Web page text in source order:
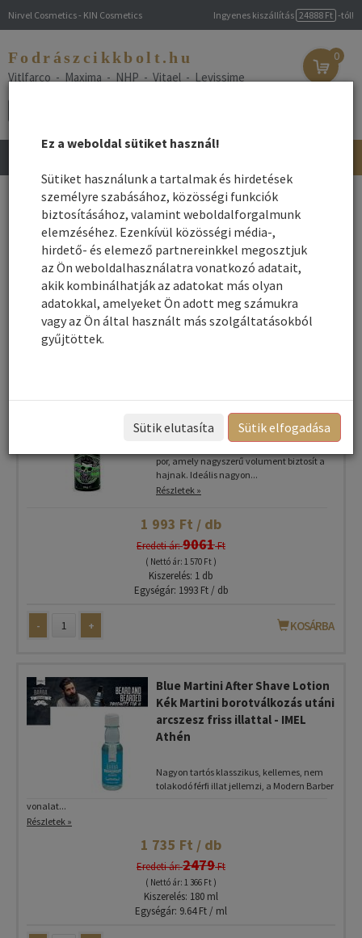
Nirvel Cosmetics - KIN Cosmetics Ingyenes kiszállítás 24888 Ft -tól!
Fodrászcikkbolt.hu
Vitlfarco - Maxima - NHP - Vitael - Levissime
0
navigation
Főoldal/Webshop/Hajápolás/ Férfi hajak
Férfi hajak
Név szerint
Rendezés:
Összes gyártó
Rendezés - Gyártók - szerint:
hajra szakállra 20gr
por, amely nagyszerű volument biztosít a
hajnak. Ideális nagyon...
Részletek »
1 993 Ft / db
Eredeti ár:9061Ft
( Nettó ár: 1 570 Ft )
Kiszerelés: 1 db
Egységár: 1993 Ft / db
- + KOSÁRBA
Blue Martini After Shave Lotion
Kék Martini borotválkozás utáni
arcszesz friss illattal - IMEL
Athén
Nagyon tartós klasszikus, kellemes, nem
tolakodó férfi illat jellemzi, a Modern Barber
vonalat...
Részletek »
1 735 Ft / db
Eredeti ár:2479Ft
( Nettó ár: 1 366 Ft )
Kiszerelés: 180 ml
Egységár: 9.64 Ft / ml
Ez a weboldal sütiket használ!
Sütiket használunk a tartalmak és hirdetések
személyre szabásához, közösségi funkciók
biztosításához, valamint weboldalforgalmunk
elemzéséhez. Ezenkívül közösségi média-,
hirdető- és elemező partnereinkkel megosztjuk
az Ön weboldalhasználatra vonatkozó adatait,
akik kombinálhatják az adatokat más olyan
adatokkal, amelyeket Ön adott meg számukra
vagy az Ön által használt más szolgáltatásokból
gyűjtöttek.
Sütik elutasíta Sütik elfogadása